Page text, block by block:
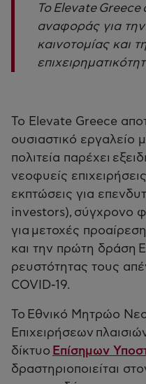
Το Elevate Greece
αναφοράς για
καινοτομίας και
Το Elevate Greece
ουσιαστικό εργαλείο
πολιτεία παρέχει
νεοφυείς
εκπτώσεις για
investors), σύγχρονο
για μετοχές
και την πρώτη δράση
ρευστότητας τους
COVID-19.
Το Εθνικό Μητρώο
Επιχειρήσεων
δίκτυο Επίσημων
δραστηριοποιείται